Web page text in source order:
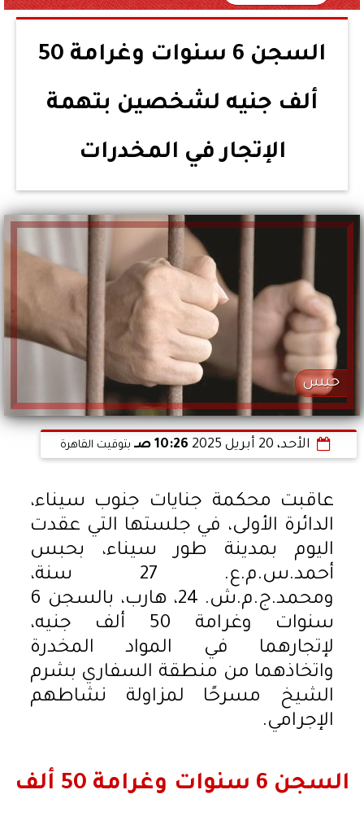
السجن 6 سنوات وغرامة 50
ألف جنيه لشخصين بتهمة
الإتجار في المخدرات
حبس
الأحد، 20 أبريل 2025 10:26 صـ بتوقيت القاهرة
عاقبت محكمة جنايات جنوب سيناء،
الدائرة الأولى، في جلستها التي عقدت
اليوم بمدينة طور سيناء، بحبس
أحمد.س.م.ع. 27 سنة،
ومحمد.ج.م.ش. 24، هارب، بالسجن 6
سنوات وغرامة 50 ألف جنيه،
لإتجارهما في المواد المخدرة
واتخاذهما من منطقة السفاري بشرم
الشيخ مسرحًا لمزاولة نشاطهم
الإجرامي.
السجن 6 سنوات وغرامة 50 ألف